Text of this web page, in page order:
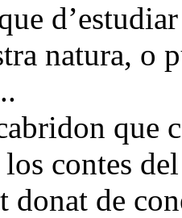
natura, o
que
contes
donat de